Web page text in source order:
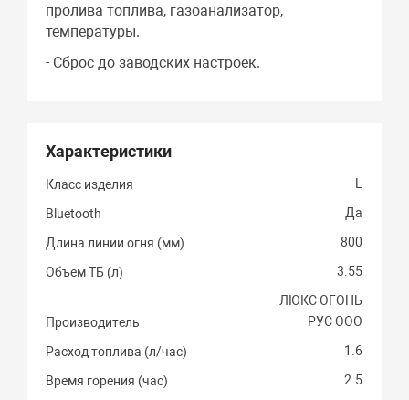
пролива топлива, газоанализатор,
температуры.
- Сброс до заводских настроек.
Характеристики
Класс изделия L
Bluetooth Да
Длина линии огня (мм) 800
Объем ТБ (л) 3.55
Производитель
ЛЮКС ОГОНЬ
РУС ООО
Расход топлива (л/час) 1.6
Время горения (час) 2.5